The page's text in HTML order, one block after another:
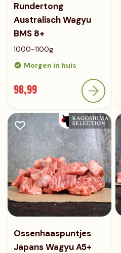
Rundertong
Australisch Wagyu
BMS 8+
1000~1100g
Morgen in huis
98,99
Ossenhaaspuntjes
Japans Wagyu A5+